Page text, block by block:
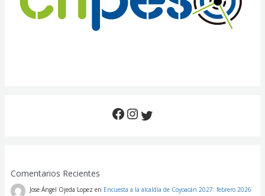
Comentarios Recientes
Jose Ángel Ojeda Lopez en Encuesta a la alcaldía de Coyoacán 2027: febrero 2026